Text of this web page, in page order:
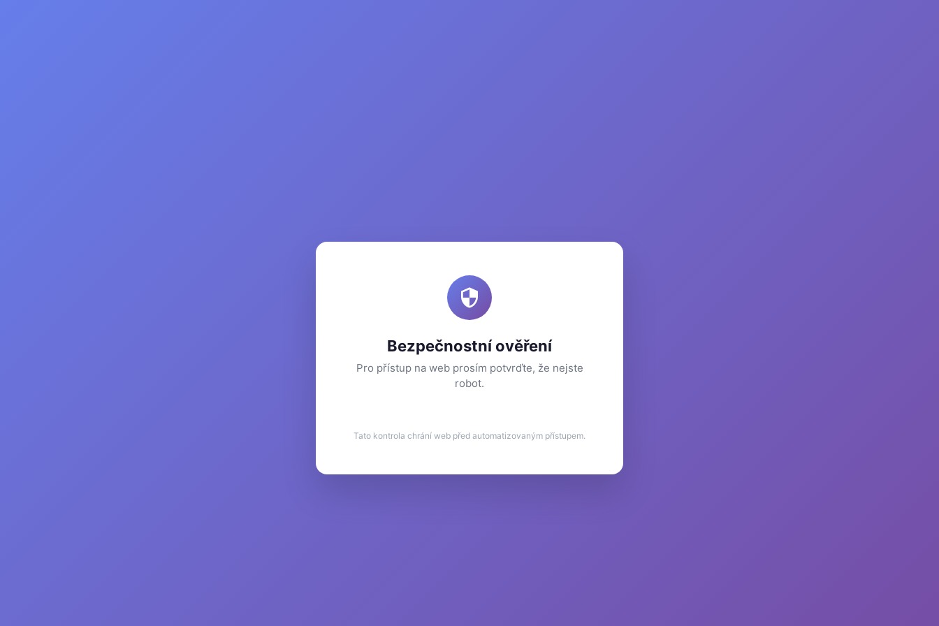
Bezpečnostní ověření
Pro přístup na web prosím potvrďte, že nejste
robot.
Tato kontrola chrání web před automatizovaným přístupem.